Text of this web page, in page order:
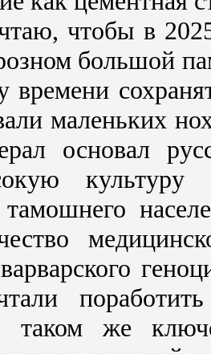
чтобы в
большой
времени
маленьких
основал
культуру
тамошнего
же